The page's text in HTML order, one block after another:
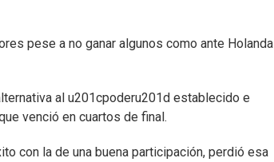
pese a no ganar algunos como ante Holanda
al u201cpoderu201d establecido e
venció en cuartos de final.
con la de una buena participación, perdió esa